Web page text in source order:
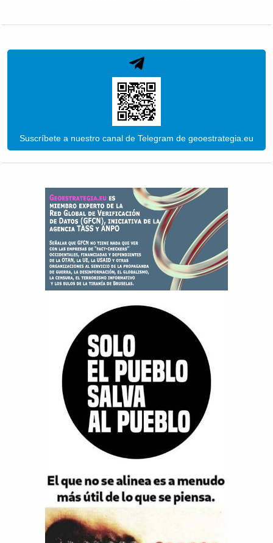
Suscríbete a nuestro canal de Telegram de geoestrategia.eu